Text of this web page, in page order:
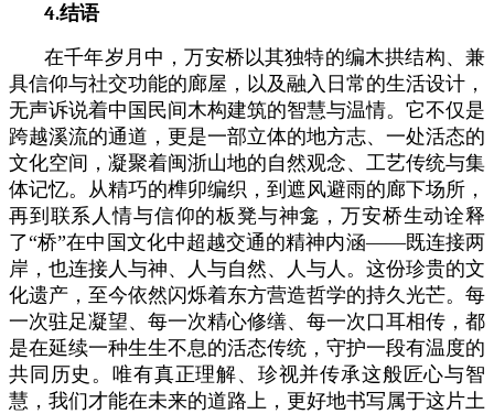
4.结语
在千年岁月中，万安桥以其独特的编木拱结构、兼
具信仰与社交功能的廊屋，以及融入日常的生活设计，
无声诉说着中国民间木构建筑的智慧与温情。它不仅是
跨越溪流的通道，更是一部立体的地方志、一处活态的
文化空间，凝聚着闽浙山地的自然观念、工艺传统与集
体记忆。从精巧的榫卯编织，到遮风避雨的廊下场所，
再到联系人情与信仰的板凳与神龛，万安桥生动诠释
了“桥”在中国文化中超越交通的精神内涵——既连接两
岸，也连接人与神、人与自然、人与人。这份珍贵的文
化遗产，至今依然闪烁着东方营造哲学的持久光芒。每
一次驻足凝望、每一次精心修缮、每一次口耳相传，都
是在延续一种生生不息的活态传统，守护一段有温度的
共同历史。唯有真正理解、珍视并传承这般匠心与智
慧，我们才能在未来的道路上，更好地书写属于这片土